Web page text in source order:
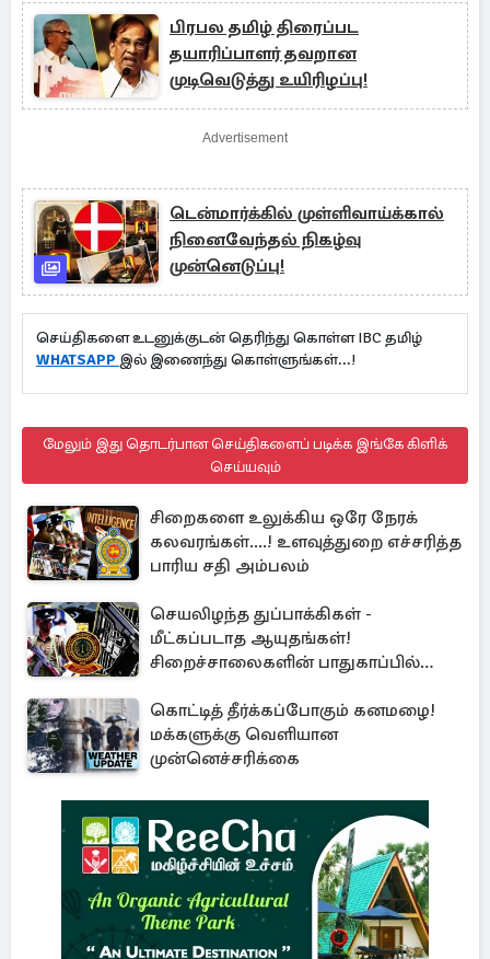
பிரபல தமிழ் திரைப்பட
தயாரிப்பாளர் தவறான
முடிவெடுத்து உயிரிழப்பு!
Advertisement
டென்மார்க்கில் முள்ளிவாய்க்கால்
நினைவேந்தல் நிகழ்வு
முன்னெடுப்பு!
செய்திகளை உடனுக்குடன் தெரிந்து கொள்ள IBC தமிழ்
WHATSAPP இல் இணைந்து கொள்ளுங்கள்...!
மேலும் இது தொடர்பான செய்திகளைப் படிக்க இங்கே கிளிக்
செய்யவும்
சிறைகளை உலுக்கிய ஒரே நேரக்
கலவரங்கள்....! உளவுத்துறை எச்சரித்த
பாரிய சதி அம்பலம்
செயலிழந்த துப்பாக்கிகள் -
மீட்கப்படாத ஆயுதங்கள்!
சிறைச்சாலைகளின் பாதுகாப்பில்
கொட்டித் தீர்க்கப்போகும் கனமழை!
மக்களுக்கு வெளியான
முன்னெச்சரிக்கை